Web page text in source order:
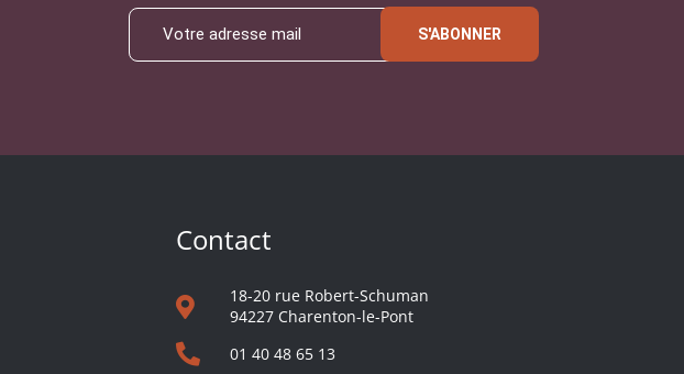
S'ABONNER
Contact
18-20 rue Robert-Schuman
94227 Charenton-le-Pont
01 40 48 65 13